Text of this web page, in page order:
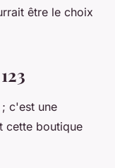
être le choix
c'est une
cette boutique